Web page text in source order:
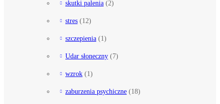
skutki palenia (2)
stres (12)
szczepienia (1)
Udar słoneczny (7)
wzrok (1)
zaburzenia psychiczne (18)